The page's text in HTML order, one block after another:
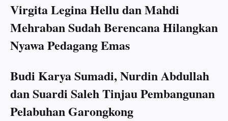
Virgita Legina Hellu dan Mahdi
Mehraban Sudah Berencana Hilangkan
Nyawa Pedagang Emas
Budi Karya Sumadi, Nurdin Abdullah
dan Suardi Saleh Tinjau Pembangunan
Pelabuhan Garongkong